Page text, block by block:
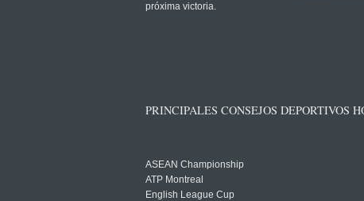
próxima victoria.
PRINCIPALES CONSEJOS DEPORTIVOS
ASEAN Championship
ATP Montreal
English League Cup